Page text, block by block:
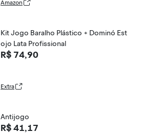
Amazon
Kit Jogo Baralho Plástico + Dominó Est
ojo Lata Profissional
R$ 74,90
Extra
Antijogo
R$ 41,17